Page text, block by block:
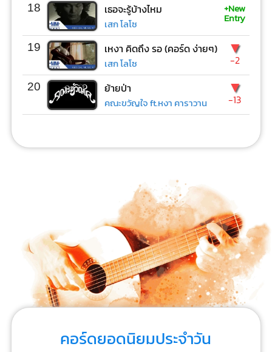
18 เธอจะรู้บ้างไหม
เสก โลโซ
+New
Entry
19 เหงา คิดถึง รอ (คอร์ด ง่ายๆ)
เสก โลโซ
▼
-2
20 ย้ายป่า
คณะขวัญใจ ft.หงา คาราวาน
▼
-13
คอร์ดยอดนิยมประจำวัน